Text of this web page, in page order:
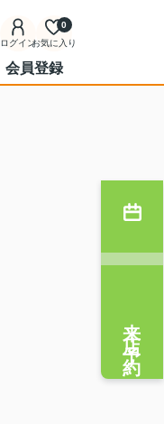
ログインお気に入り
0
会員登録
来店予約